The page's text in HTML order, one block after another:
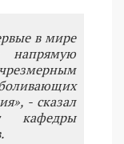
в мире
напрямую
- сказал
кафедры